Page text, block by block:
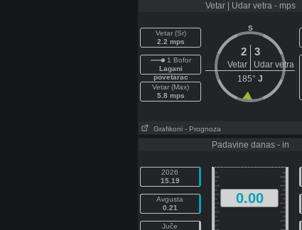
Vetar | Udar vetra - mps
Vetar (Sr)
2.2 mps
1 Bofor
Lagani
povetarac
Vetar (Max)
5.8 mps
S
2 3
Vetar
Udar vetra
185° J
Grafikoni - Prognoza
Padavine danas - in
2026
15.19
Avgusta
0.21
Juče
0.00